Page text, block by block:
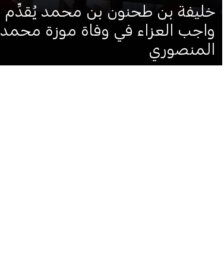
خليفة بن طحنون بن محمد يُقدِّم
واجب العزاء في وفاة موزة محمد
المنصوري